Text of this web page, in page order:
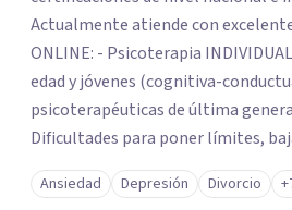
Actualmente atiende con
ONLINE: - Psicoterapia INDIVIDUAL para adultos de toda
edad y jóvenes (cognitiva-conductual y herramientas
psicoterapéuticas de última
Dificultades para poner límites,
problemas vinculares, temores,
comunicar asertivamente, estrés,
Ansiedad Depresión Divorcio